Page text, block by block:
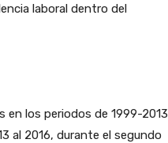
laboral dentro del
en los periodos de 1999-2013
al 2016, durante el segundo